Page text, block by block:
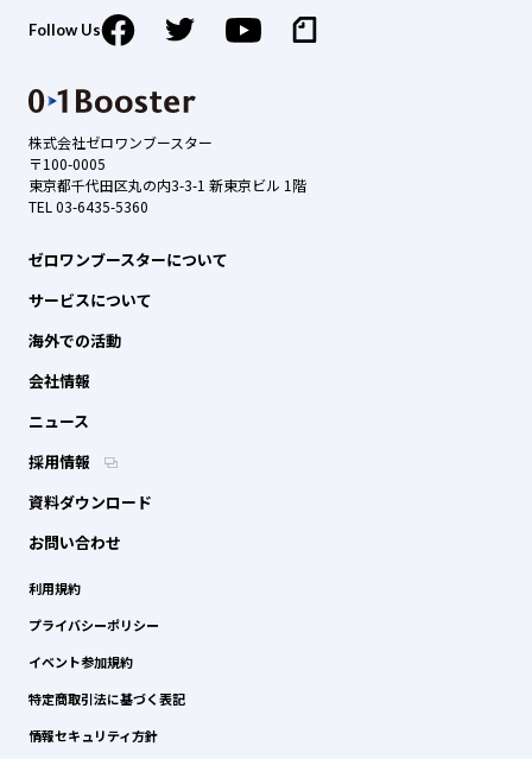
株式会社ゼロワンブースター
〒100-0005
東京都千代田区丸の内3-3-1 新東京ビル 1階
TEL 03-6435-5360
ゼロワンブースターについて
サービスについて
海外での活動
会社情報
ニュース
採用情報
資料ダウンロード
お問い合わせ
利用規約
プライバシーポリシー
イベント参加規約
特定商取引法に基づく表記
情報セキュリティ方針
Follow Us